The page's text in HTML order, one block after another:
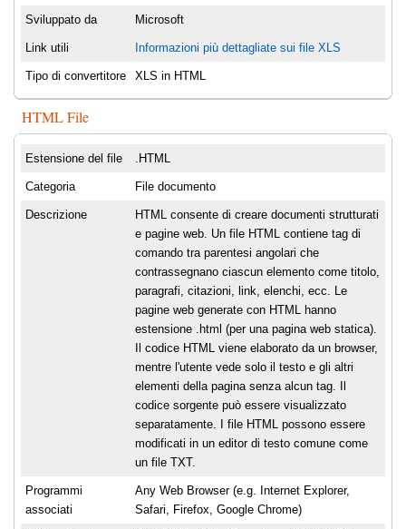
Sviluppato da Microsoft
Link utili Informazioni più dettagliate sui file XLS
Tipo di convertitore XLS in HTML
HTML File
Estensione del file .HTML
Categoria File documento
Descrizione
HTML consente di creare documenti strutturati
e pagine web. Un file HTML contiene tag di
comando tra parentesi angolari che
contrassegnano ciascun elemento come titolo,
paragrafi, citazioni, link, elenchi, ecc. Le
pagine web generate con HTML hanno
estensione .html (per una pagina web statica).
Il codice HTML viene elaborato da un browser,
mentre l'utente vede solo il testo e gli altri
elementi della pagina senza alcun tag. Il
codice sorgente può essere visualizzato
separatamente. I file HTML possono essere
modificati in un editor di testo comune come
un file TXT.
Programmi
associati
Any Web Browser (e.g. Internet Explorer,
Safari, Firefox, Google Chrome)